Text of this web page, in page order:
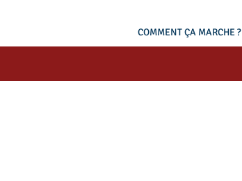
COMMENT ÇA MARCHE ?